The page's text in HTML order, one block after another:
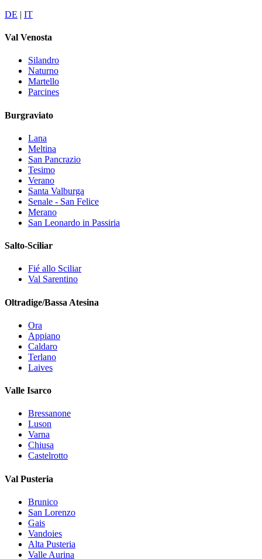
DE | IT
Val Venosta
Silandro
Naturno
Martello
Parcines
Burgraviato
Lana
Meltina
San Pancrazio
Tesimo
Verano
Santa Valburga
Senale - San Felice
Merano
San Leonardo in Passiria
Salto-Sciliar
Fié allo Sciliar
Val Sarentino
Oltradige/Bassa Atesina
Ora
Appiano
Caldaro
Terlano
Laives
Valle Isarco
Bressanone
Luson
Varna
Chiusa
Castelrotto
Val Pusteria
Brunico
San Lorenzo
Gais
Vandoies
Alta Pusteria
Valle Aurina